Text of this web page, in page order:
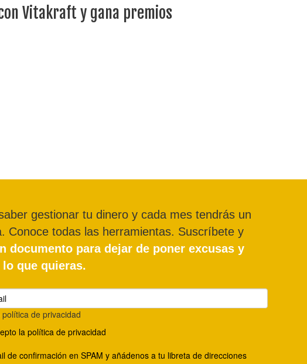
Vitakraft y gana premios